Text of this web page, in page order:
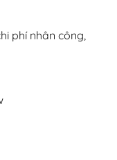
phí nhân công,